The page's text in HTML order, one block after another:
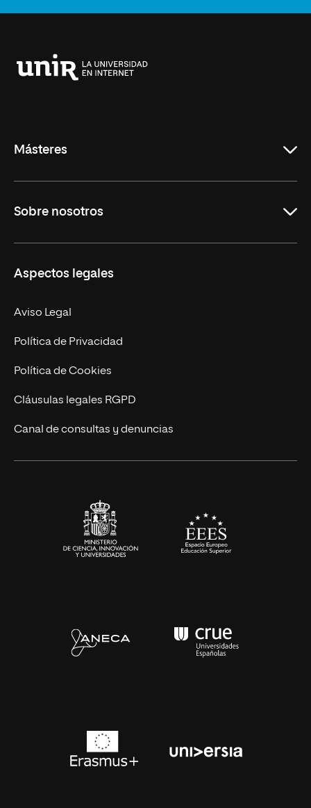
Másteres
Derecho
Empresa
MBA
Marketing y Comunicación
Ingeniería
Diseño
Ciencias de la Salud
Sobre nosotros
Nuestro Equipo
Contacto
Aspectos legales
Aviso Legal
Política de Privacidad
Política de Cookies
Cláusulas legales RGPD
Canal de consultas y denuncias